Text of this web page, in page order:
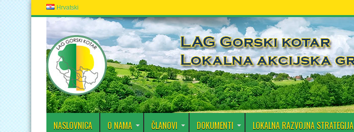
Hrvatski
NASLOVNICA O NAMA ČLANOVI DOKUMENTI LOKALNA RAZVOJNA STRATEGIJA